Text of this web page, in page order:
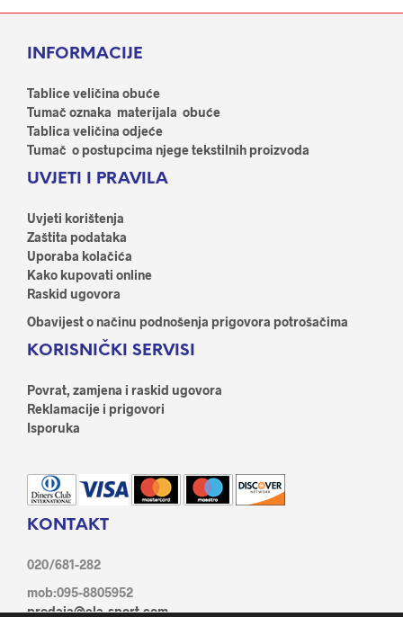
stranici
INFORMACIJE
Tablice veličina obuće
Tumač oznaka materijala obuće
Tablica veličina odjeće
Tumač o postupcima njege tekstilnih proizvoda
UVJETI I PRAVILA
Uvjeti korištenja
Zaštita podataka
Uporaba kolačića
Kako kupovati online
Raskid ugovora
Obavijest o načinu podnošenja prigovora potrošačima
KORISNIČKI SERVISI
Povrat, zamjena i raskid ugovora
Reklamacije i prigovori
Isporuka
KONTAKT
020/681-282
mob:095-8805952
prodaja@ela-sport.com